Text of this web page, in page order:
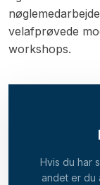
velafprøvede
workshops.​
Hvis du har
andet er du